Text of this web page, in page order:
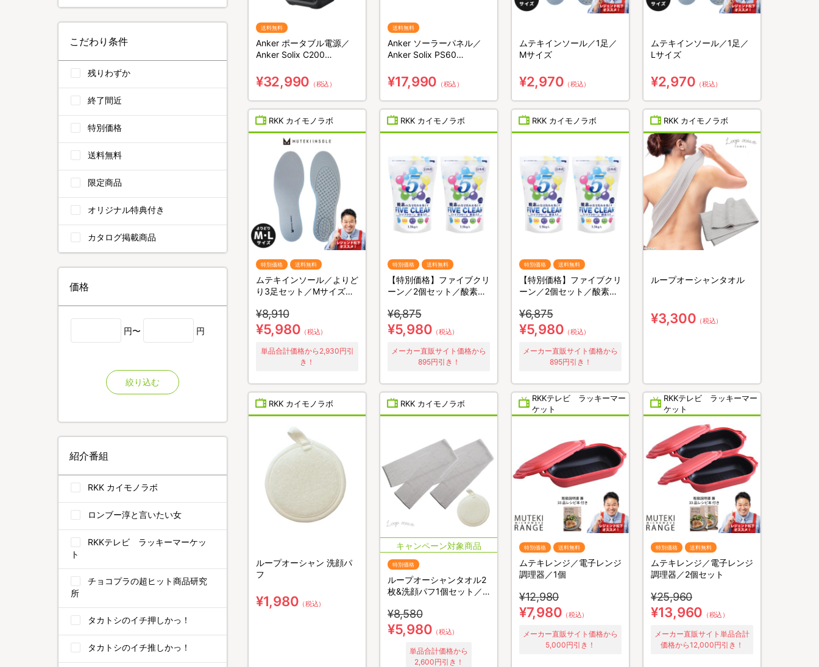
送料無料
Anker ポータブル電源／
Anker Solix C200
230Wh／8ポート／防災グ
ッズ／災害対策
¥32,990 （税込）
送料無料
Anker ソーラーパネル／
Anker Solix PS60
Panel／60W／防災グッズ
／災害対策
¥17,990 （税込）
ムテキインソール／1足／
Mサイズ
¥2,970 （税込）
ムテキインソール／1足／
Lサイズ
¥2,970 （税込）
RKK カイモノラボ
特別価格 送料無料
ムテキインソール／よりど
り3足セット／Mサイズ・
¥8,910
¥5,980 （税込）
単品合計価格から2,930円引
き！
RKK カイモノラボ
特別価格 送料無料
【特別価格】ファイブクリ
ーン／2個セット／酸素系
¥6,875
¥5,980 （税込）
メーカー直販サイト価格から
895円引き！
RKK カイモノラボ
特別価格 送料無料
【特別価格】ファイブクリ
ーン／2個セット／酸素系
¥6,875
¥5,980 （税込）
メーカー直販サイト価格から
895円引き！
RKK カイモノラボ
ループオーシャンタオル
¥3,300 （税込）
RKK カイモノラボ
ループオーシャン 洗顔パ
フ
¥1,980 （税込）
RKK カイモノラボ
特別価格
ループオーシャンタオル2
枚&洗顔パフ1個セット／
¥8,580
¥5,980 （税込）
単品合計価格から
2,600円引き！
RKKテレビ ラッキーマー
ケット
特別価格 送料無料
ムテキレンジ／電子レンジ
調理器／1個
¥12,980
¥7,980 （税込）
メーカー直販サイト価格から
5,000円引き！
RKKテレビ ラッキーマー
ケット
特別価格 送料無料
ムテキレンジ／電子レンジ
調理器／2個セット
¥25,960
¥13,960 （税込）
メーカー直販サイト単品合計
価格から12,000円引き！
こだわり条件
残りわずか
終了間近
特別価格
送料無料
限定商品
オリジナル特典付き
カタログ掲載商品
価格
円〜 円
絞り込む
紹介番組
RKK カイモノラボ
ロンブー淳と言いたい女
RKKテレビ ラッキーマーケッ
ト
チョコプラの超ヒット商品研究
所
タカトシのイチ押しかっ！
タカトシのイチ推しかっ！